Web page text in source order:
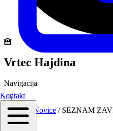
🏫
Vrtec Hajdina
Navigacija
Kontakt
Domov/ Novice / SEZNAM
Novica